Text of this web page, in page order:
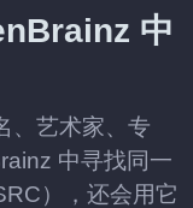
中
、艺术家、专
中寻找同一
），还会用它